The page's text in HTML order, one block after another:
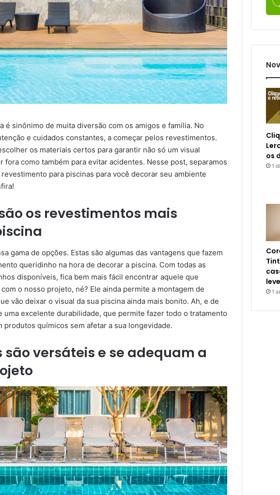
é sinônimo de muita diversão com os amigos e família. No
e cuidados constantes, a começar pelos revestimentos.
os materiais certos para garantir não só um visual
fora como também para evitar acidentes. Nesse post, separamos
para piscinas para você decorar seu ambiente
os revestimentos mais
gama de opções. Estas são algumas das vantagens que fazem
queridinho na hora de decorar a piscina. Com todas as
disponíveis, fica bem mais fácil encontrar aquele que
o nosso projeto, né? Ele ainda permite a montagem de
vão deixar o visual da sua piscina ainda mais bonito. Ah, e de
uma excelente durabilidade, que permite fazer todo o tratamento
produtos químicos sem afetar a sua longevidade.
versáteis e se adequam a
os
1
1